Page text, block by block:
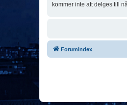
kommer inte att delges till
Forumindex